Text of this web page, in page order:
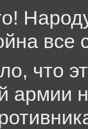
все
что
армии